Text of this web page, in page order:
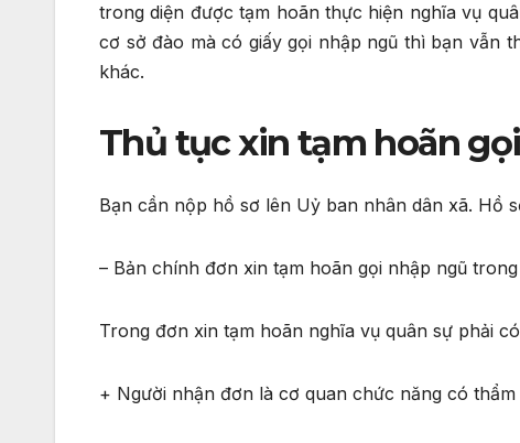
trong diện được tạm hoãn thực hiện nghĩa vụ
cơ sở đào mà có giấy gọi nhập ngũ thì bạn vẫn
khác.
Thủ tục xin tạm hoãn
Bạn cần nộp hồ sơ lên Uỷ ban nhân dân xã. Hồ
– Bản chính đơn xin tạm hoãn gọi nhập ngũ
Trong đơn xin tạm hoãn nghĩa vụ quân sự phải
+ Người nhận đơn là cơ quan chức năng có